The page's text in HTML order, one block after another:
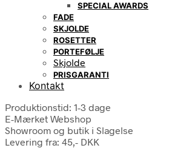
SPECIAL AWARDS
FADE
SKJOLDE
ROSETTER
PORTEFØLJE
Skjolde
PRISGARANTI
Kontakt
Produktionstid: 1-3 dage
E-Mærket Webshop
Showroom og butik i Slagelse
Levering fra: 45,- DKK